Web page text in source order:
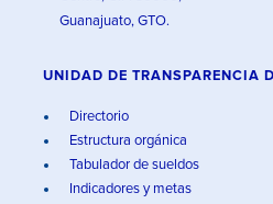
Guanajuato, GTO.
UNIDAD DE TRANSPARENCIA
Directorio
Estructura orgánica
Tabulador de sueldos
Indicadores y metas